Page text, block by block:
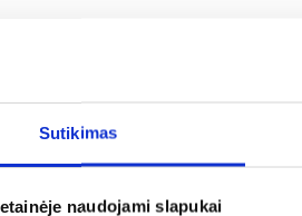
Sutikimas
naudojami slapukai
Pirkėjai,